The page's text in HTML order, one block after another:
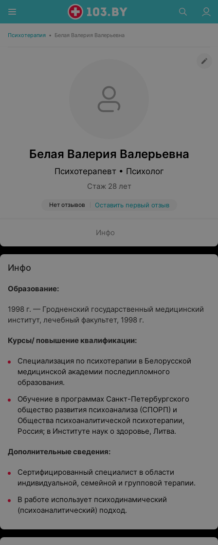
Психотерапия • Белая Валерия Валерьевна
Белая Валерия Валерьевна
Психотерапевт • Психолог
Стаж 28 лет
Нет отзывов Оставить первый отзыв
Инфо
Инфо
Образование:
1998 г. — Гродненский государственный медицинский
институт, лечебный факультет, 1998 г.
Курсы/ повышение квалификации:
Специализация по психотерапии в Белорусской
медицинской академии последипломного
образования.
Обучение в программах Санкт-Петербургского
общество развития психоанализа (СПОРП) и
Общества психоаналитической психотерапии,
Россия; в Институте наук о здоровье, Литва.
Дополнительные сведения:
Сертифицированный специалист в области
индивидуальной, семейной и групповой терапии.
В работе использует психодинамический
(психоаналитический) подход.